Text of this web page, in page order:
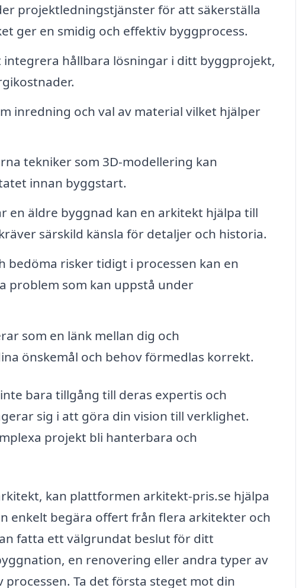
projektledningstjänster för att säkerställa
ger en smidig och effektiv byggprocess.
integrera hållbara lösningar i ditt byggprojekt,
inredning och val av material vilket hjälper
tekniker som 3D-modellering kan
innan byggstart.
en äldre byggnad kan en arkitekt hjälpa till
särskild känsla för detaljer och historia.
bedöma risker tidigt i processen kan en
problem som kan uppstå under
som en länk mellan dig och
önskemål och behov förmedlas korrekt.
bara tillgång till deras expertis och
sig i att göra din vision till verklighet.
projekt bli hanterbara och
kan plattformen arkitekt-pris.se hjälpa
enkelt begära offert från flera arkitekter och
fatta ett välgrundat beslut för ditt
en renovering eller andra typer av
Ta det första steget mot din